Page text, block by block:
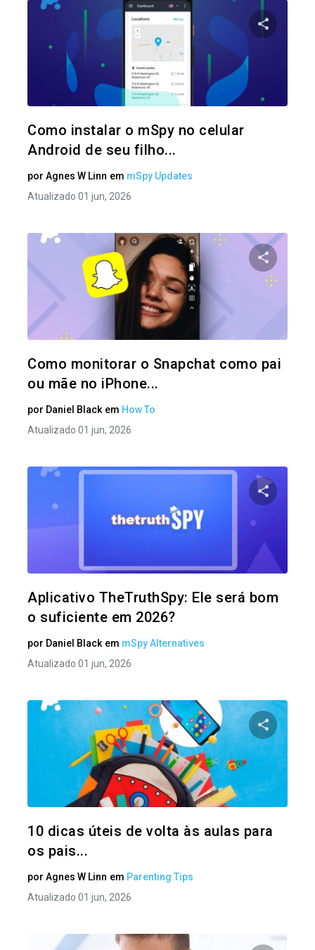
Como instalar o mSpy no celular
Android de seu filho...
por Agnes W Linn em mSpy Updates
Atualizado 01 jun, 2026
Como monitorar o Snapchat como pai
ou mãe no iPhone...
por Daniel Black em How To
Atualizado 01 jun, 2026
Aplicativo TheTruthSpy: Ele será bom
o suficiente em 2026?
por Daniel Black em mSpy Alternatives
Atualizado 01 jun, 2026
10 dicas úteis de volta às aulas para
os pais...
por Agnes W Linn em Parenting Tips
Atualizado 01 jun, 2026